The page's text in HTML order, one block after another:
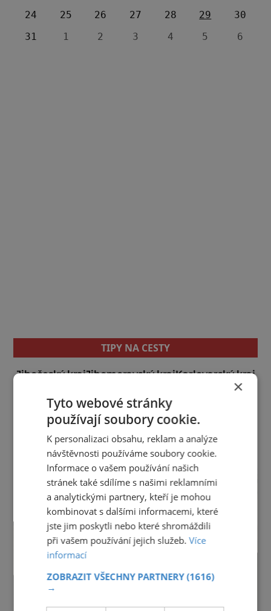
24
25 26 27 28 29
30
31
1 2 3 4 5 6
TIPY NA CESTY
Jihočeský krajJihomoravský krajKarlovarský kraj
Moravskoslezský krajOlomoucký kraj
Pardubický krajPlzeňský krajPraha
Středočeský kraj
Ústecký kraj
Vysočina
Zlínský kraj
reklama
×
Tyto webové stránky
používají soubory cookie.
K personalizaci obsahu, reklam a analýze
návštěvnosti používáme soubory cookie.
Informace o vašem používání našich
stránek také sdílíme s našimi reklamními
a analytickými partnery, kteří je mohou
kombinovat s dalšími informacemi, které
jste jim poskytli nebo které shromáždili
při vašem používání jejich služeb.Více
informací
ZOBRAZIT VŠECHNY PARTNERY(1616)
→